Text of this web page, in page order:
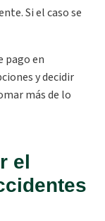
Si el caso se
pago en
y decidir
más de lo
el